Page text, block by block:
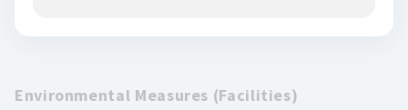
Environmental Measures (Facilities)